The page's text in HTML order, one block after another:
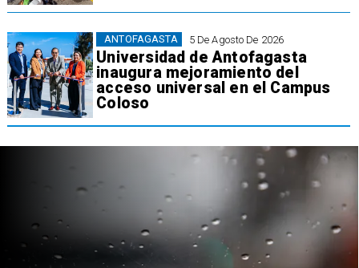
5 De Agosto De 2026
Universidad de Antofagasta
inaugura mejoramiento del
acceso universal en el Campus
Coloso
ANTOFAGASTA